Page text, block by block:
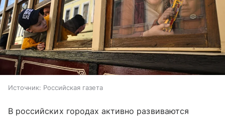
Источник: Российская газета
В российских городах активно развиваются